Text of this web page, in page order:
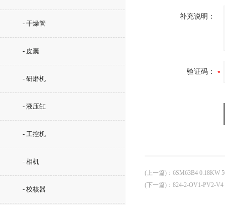
- 干燥管
- 皮囊
- 研磨机
- 液压缸
- 工控机
- 相机
- 校核器
补充说明：
验证码：
(上一篇) ： 6SM63B4 0.18KW
(下一篇) ： 824-2-OV1-PV2-